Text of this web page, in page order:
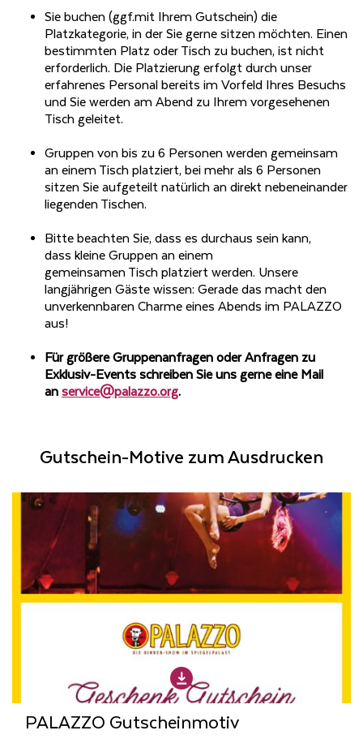
Sie buchen (ggf.mit Ihrem Gutschein) die
Platzkategorie, in der Sie gerne sitzen möchten. Einen
bestimmten Platz oder Tisch zu buchen, ist nicht
erforderlich. Die Platzierung erfolgt durch unser
erfahrenes Personal bereits im Vorfeld Ihres Besuchs
und Sie werden am Abend zu Ihrem vorgesehenen
Tisch geleitet.
Gruppen von bis zu 6 Personen werden gemeinsam
an einem Tisch platziert, bei mehr als 6 Personen
sitzen Sie aufgeteilt natürlich an direkt nebeneinander
liegenden Tischen.
Bitte beachten Sie, dass es durchaus sein kann,
dass kleine Gruppen an einem
gemeinsamen Tisch platziert werden. Unsere
langjährigen Gäste wissen: Gerade das macht den
unverkennbaren Charme eines Abends im PALAZZO
aus!
Für größere Gruppenanfragen oder Anfragen zu
Exklusiv-Events schreiben Sie uns gerne eine Mail
anservice@palazzo.org.
Gutschein-Motive zum Ausdrucken
PALAZZO Gutscheinmotiv